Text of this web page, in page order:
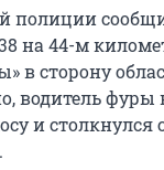
полиции
на 44-м
в сторону
водитель фуры
и столкнулся